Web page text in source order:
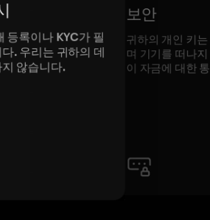
등록이나 KYC가 필
. 우리는 귀하의 데
않습니다.
보안
귀하의 개인 키
며 기기를 떠나
이 자금에 대한